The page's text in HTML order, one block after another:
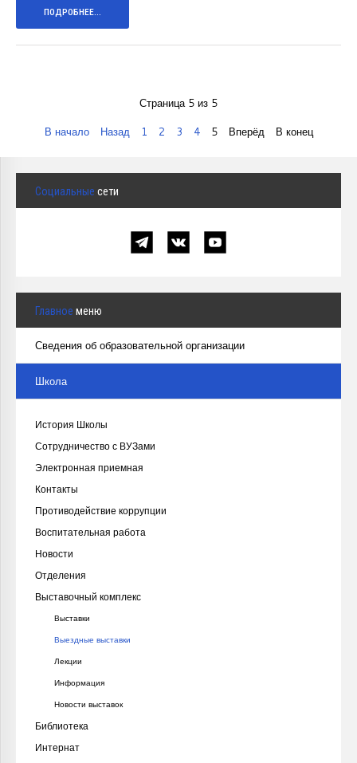
ПОДРОБНЕЕ...
Страница 5 из 5
В начало
Назад 1 2 3 4 5 Вперёд В конец
Социальные сети
Главное меню
Сведения об образовательной организации
Школа
История Школы
Сотрудничество с ВУЗами
Электронная приемная
Контакты
Противодействие коррупции
Воспитательная работа
Новости
Отделения
Выставочный комплекс
Выставки
Выездные выставки
Лекции
Информация
Новости выставок
Библиотека
Интернат